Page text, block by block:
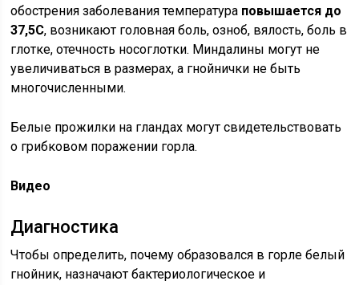
обострения заболевания температура повышается до
37,5С, возникают головная боль, озноб, вялость, боль в
глотке, отечность носоглотки. Миндалины могут не
увеличиваться в размерах, а гнойнички не быть
многочисленными.
Белые прожилки на гландах могут свидетельствовать
о грибковом поражении горла.
Видео
Диагностика
Чтобы определить, почему образовался в горле белый
гнойник, назначают бактериологическое и